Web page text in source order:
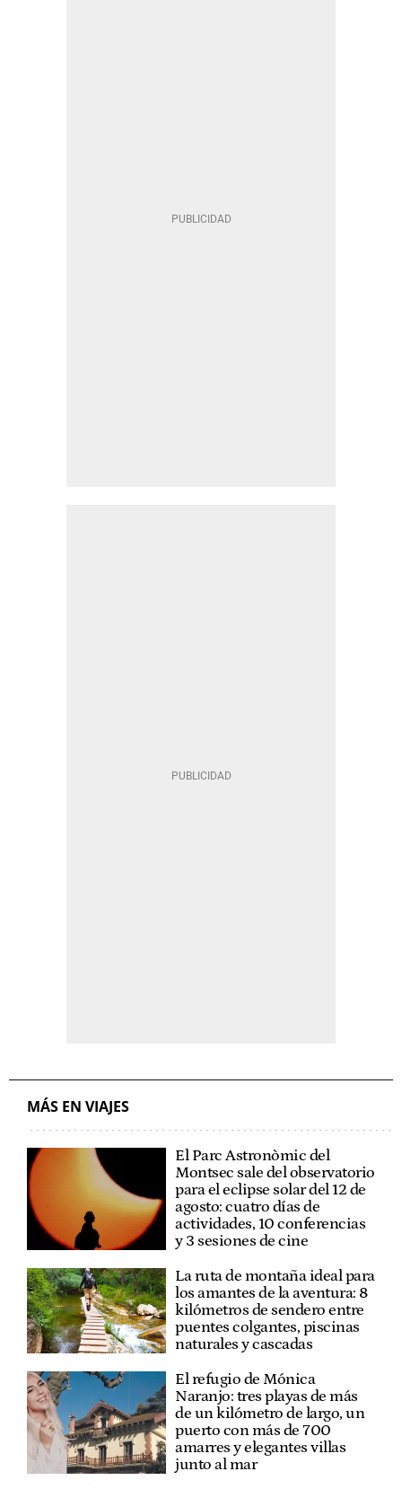
MÁS EN VIAJES
El Parc Astronòmic del
Montsec sale del observatorio
para el eclipse solar del 12 de
agosto: cuatro días de
actividades, 10 conferencias
y 3 sesiones de cine
La ruta de montaña ideal para
los amantes de la aventura: 8
kilómetros de sendero entre
puentes colgantes, piscinas
naturales y cascadas
El refugio de Mónica
Naranjo: tres playas de más
de un kilómetro de largo, un
puerto con más de 700
amarres y elegantes villas
junto al mar